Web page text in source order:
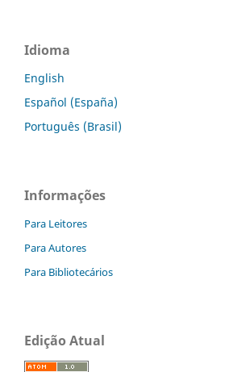
Idioma
English
Español (España)
Português (Brasil)
Informações
Para Leitores
Para Autores
Para Bibliotecários
Edição Atual